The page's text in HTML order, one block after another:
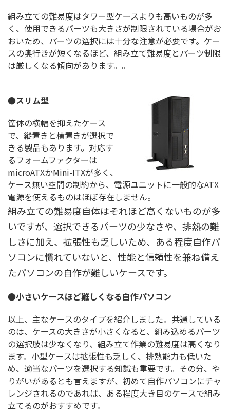
組み立ての難易度はタワー型ケースよりも高いものが多
く、使用できるパーツも大きさが制限されている場合がお
おいため、パーツの選択には十分な注意が必要です。ケー
スの奥行きが短くなるほど、組み立て難易度とパーツ制限
は厳しくなる傾向があります。。
●スリム型
筐体の横幅を抑えたケース
で、縦置きと横置きが選択で
きる製品もあります。対応す
るフォームファクターは
microATXかMini-ITXが多く、
ケース無い空間の制約から、電源ユニットに一般的なATX
電源を使えるものはほぼ存在しません。
組み立ての難易度自体はそれほど高くないものが多
いですが、選択できるパーツの少なさや、排熱の難
しさに加え、拡張性も乏しいため、ある程度自作パ
ソコンに慣れていないと、性能と信頼性を兼ね備え
たパソコンの自作が難しいケースです。
●小さいケースほど難しくなる自作パソコン
以上、主なケースのタイプを紹介しました。共通している
のは、ケースの大きさが小さくなると、組み込めるパーツ
の選択肢は少なくなり、組み立て作業の難易度は高くなり
ます。小型ケースは拡張性も乏しく、排熱能力も低いた
め、適当なパーツを選択する知識も重要です。その分、や
りがいがあるとも言えますが、初めて自作パソコンにチャ
レンジされるのであれば、ある程度大き目のケースで組み
立てるのがおすすめです。